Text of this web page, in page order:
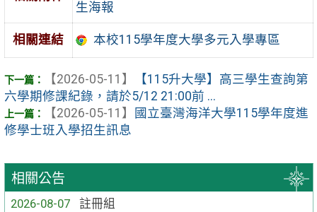
相關公告
2026-08-07
註冊組
生海報
相關連結 本校115學年度大學多元入學專區
【2026-05-11】
【115升大學】高三學生查詢第
六學期修課紀錄，請於5/12 21:00前 ...
【2026-05-11】
國立臺灣海洋大學115學年度進
修學士班入學招生訊息